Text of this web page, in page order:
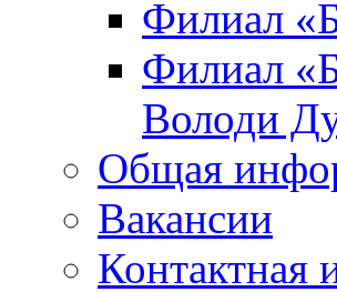
Филиал
Филиал
Володи
Общая
Вакансии
Контактная